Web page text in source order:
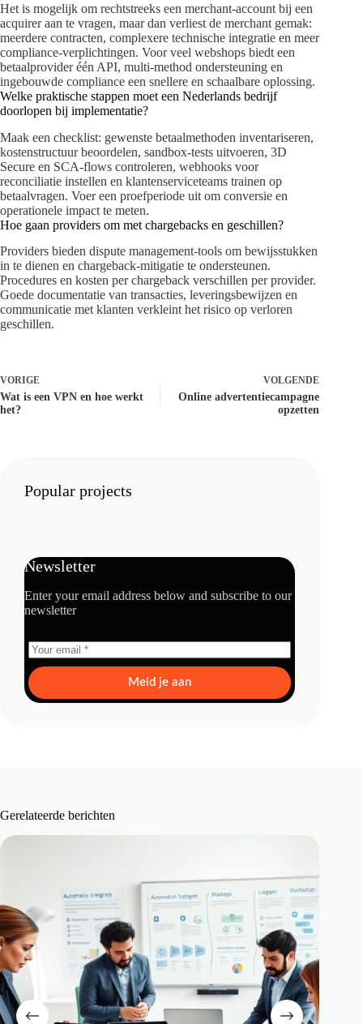
Het is mogelijk om rechtstreeks een merchant-account bij een
acquirer aan te vragen, maar dan verliest de merchant gemak:
meerdere contracten, complexere technische integratie en meer
compliance-verplichtingen. Voor veel webshops biedt een
betaalprovider één API, multi-method ondersteuning en
ingebouwde compliance een snellere en schaalbare oplossing.
Welke praktische stappen moet een Nederlands bedrijf
doorlopen bij implementatie?
Maak een checklist: gewenste betaalmethoden inventariseren,
kostenstructuur beoordelen, sandbox-tests uitvoeren, 3D
Secure en SCA-flows controleren, webhooks voor
reconciliatie instellen en klantenserviceteams trainen op
betaalvragen. Voer een proefperiode uit om conversie en
operationele impact te meten.
Hoe gaan providers om met chargebacks en geschillen?
Providers bieden dispute management-tools om bewijsstukken
in te dienen en chargeback-mitigatie te ondersteunen.
Procedures en kosten per chargeback verschillen per provider.
Goede documentatie van transacties, leveringsbewijzen en
communicatie met klanten verkleint het risico op verloren
geschillen.
VORIGE
Wat is een VPN en hoe werkt
het?
VOLGENDE
Online advertentiecampagne
opzetten
Popular projects
Newsletter
Enter your email address below and subscribe to our
newsletter
Meld je aan
Gerelateerde berichten